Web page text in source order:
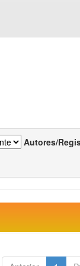
Autores/